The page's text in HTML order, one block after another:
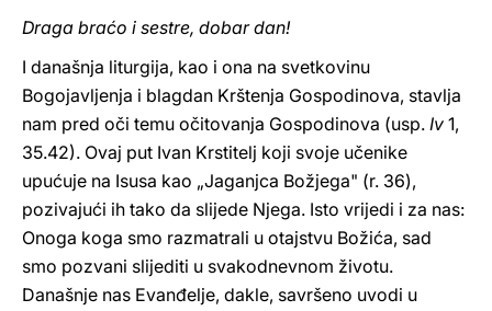
Draga braćo i sestre, dobar dan!
I današnja liturgija, kao i ona na svetkovinu
Bogojavljenja i blagdan Krštenja Gospodinova, stavlja
nam pred oči temu očitovanja Gospodinova (usp. Iv 1,
35.42). Ovaj put Ivan Krstitelj koji svoje učenike
upućuje na Isusa kao „Jaganjca Božjega" (r. 36),
pozivajući ih tako da slijede Njega. Isto vrijedi i za nas:
Onoga koga smo razmatrali u otajstvu Božića, sad
smo pozvani slijediti u svakodnevnom životu.
Današnje nas Evanđelje, dakle, savršeno uvodi u